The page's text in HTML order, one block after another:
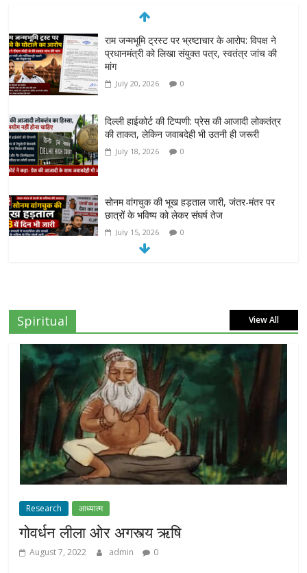
राम जन्मभूमि ट्रस्ट पर भ्रष्टाचार के आरोप: विपक्ष ने
प्रधानमंत्री को लिखा संयुक्त पत्र, स्वतंत्र जांच की
मांग
July 20, 2026 0
दिल्ली हाईकोर्ट की टिप्पणी: प्रेस की आजादी लोकतंत्र
की ताकत, लेकिन जवाबदेही भी उतनी ही जरूरी
July 18, 2026 0
सोनम वांगचुक की भूख हड़ताल जारी, जंतर-मंतर पर
छात्रों के भविष्य को लेकर संघर्ष तेज
July 15, 2026 0
7वें वेतनमान की मांग: जल निगम पेंशनरों ने रक्षा मंत्री
राजनाथ सिंह से लगाई गुहार
July 7, 2026 0
NEET-UG प्रदर्शन मामले में दिल्ली सरकार का बड़ा
फैसला, 13 FIR मामलों में प्रदर्शनकारियों को राहत
July 31, 2026 0
Spiritual View All
Research आध्यात्म
गोवर्धन लीला ओर अगस्त्य ऋषि
August 7, 2022 admin 0